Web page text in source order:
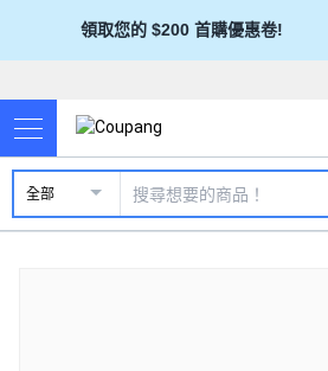
領取您的 $200 首購優惠卷!
全部